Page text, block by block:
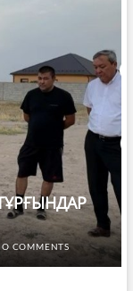
COMMENTS